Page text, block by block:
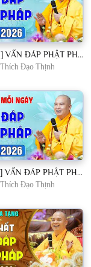
[05.07.2026] VẤN ĐÁP PHẬT PHÁP - Nghe Thầy giảng Pháp mỗi ngày CÔNG ĐỨC VÔ LƯỢNG│TT. Thích Đạo Thịnh
Đạo Thịnh
[07.07.2026] VẤN ĐÁP PHẬT PHÁP - Nghe Thầy giảng Pháp mỗi ngày CÔNG ĐỨC VÔ LƯỢNG│TT. Thích Đạo Thịnh
Đạo Thịnh